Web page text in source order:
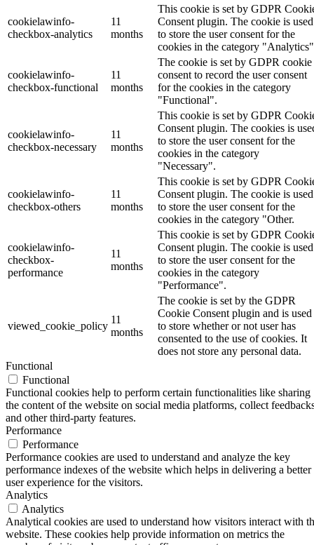
cookielawinfo-
checkbox-analytics
11
months
This cookie is set by GDPR
Consent plugin. The cookie is used
to store the user consent for the
cookies in the category
cookielawinfo-
checkbox-functional
11
months
The cookie is set by GDPR cookie
consent to record the user consent
for the cookies in the category
"Functional".
cookielawinfo-
checkbox-necessary
11
months
This cookie is set by GDPR
Consent plugin. The cookies is
to store the user consent for the
cookies in the category
"Necessary".
cookielawinfo-
checkbox-others
11
months
This cookie is set by GDPR
Consent plugin. The cookie is used
to store the user consent for the
cookies in the category "Other.
cookielawinfo-
checkbox-
performance
11
months
This cookie is set by GDPR
Consent plugin. The cookie is used
to store the user consent for the
cookies in the category
"Performance".
viewed_cookie_policy
11
months
The cookie is set by the GDPR
Cookie Consent plugin and is used
to store whether or not user has
consented to the use of cookies. It
does not store any personal data.
Functional
Functional
Functional cookies help to perform certain functionalities like sharing
the content of the website on social media platforms, collect
and other third-party features.
Performance
Performance
Performance cookies are used to understand and analyze the key
performance indexes of the website which helps in delivering a better
user experience for the visitors.
Analytics
Analytics
Analytical cookies are used to understand how visitors interact with
website. These cookies help provide information on metrics the